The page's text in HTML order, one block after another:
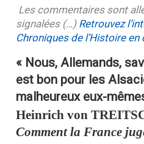
Les commentaires sont
signalées (…) Retrouvez
Chroniques de l’Histoire
« Nous, Allemands,
est bon pour les
malheureux eux-
Heinrich von
Comment la France